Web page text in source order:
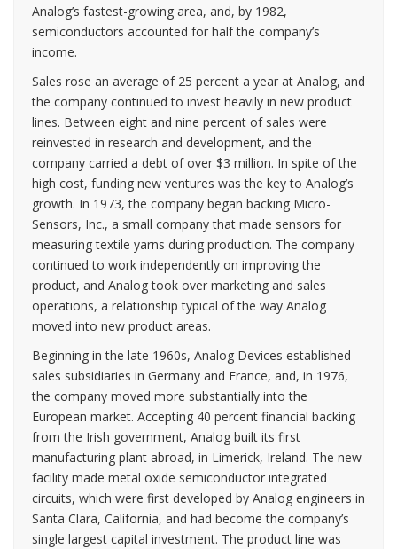
Analog’s fastest-growing area, and, by 1982,
semiconductors accounted for half the company’s
income.
Sales rose an average of 25 percent a year at Analog, and
the company continued to invest heavily in new product
lines. Between eight and nine percent of sales were
reinvested in research and development, and the
company carried a debt of over $3 million. In spite of the
high cost, funding new ventures was the key to Analog’s
growth. In 1973, the company began backing Micro-
Sensors, Inc., a small company that made sensors for
measuring textile yarns during production. The company
continued to work independently on improving the
product, and Analog took over marketing and sales
operations, a relationship typical of the way Analog
moved into new product areas.
Beginning in the late 1960s, Analog Devices established
sales subsidiaries in Germany and France, and, in 1976,
the company moved more substantially into the
European market. Accepting 40 percent financial backing
from the Irish government, Analog built its first
manufacturing plant abroad, in Limerick, Ireland. The new
facility made metal oxide semiconductor integrated
circuits, which were first developed by Analog engineers in
Santa Clara, California, and had become the company’s
single largest capital investment. The product line was